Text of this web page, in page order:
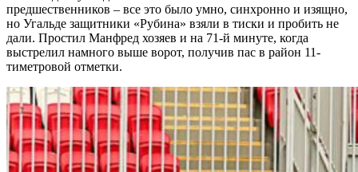
предшественников – все это было умно, синхронно и изящно,
но Угальде защитники «Рубина» взяли в тиски и пробить не
дали. Простил Манфред хозяев и на 71-й минуте, когда
выстрелил намного выше ворот, получив пас в район 11-
тиметровой отметки.